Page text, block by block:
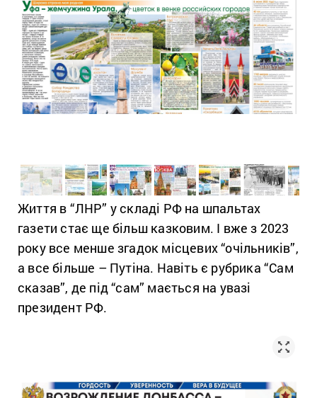
Життя в “ЛНР” у складі РФ на шпальтах
газети стає ще більш казковим. І вже з 2023
року все менше згадок місцевих “очільників”,
а все більше – Путіна. Навіть є рубрика “Сам
сказав”, де під “сам” мається на увазі
президент РФ.